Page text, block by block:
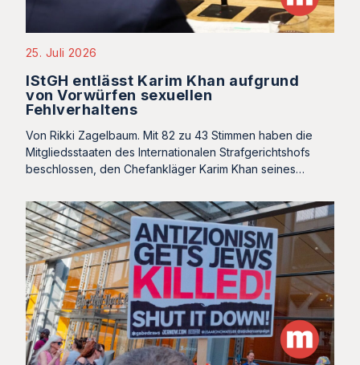
25. Juli 2026
IStGH entlässt Karim Khan aufgrund
von Vorwürfen sexuellen
Fehlverhaltens
Von Rikki Zagelbaum. Mit 82 zu 43 Stimmen haben die
Mitgliedsstaaten des Internationalen Strafgerichtshofs
beschlossen, den Chefankläger Karim Khan seines…